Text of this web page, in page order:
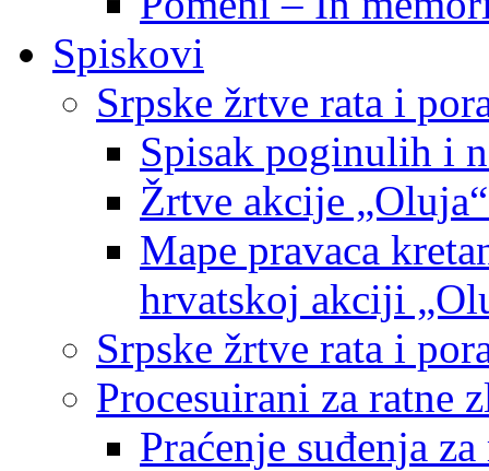
Spiskovi
Srpske žrtve rata i
Spisak poginulih i
Žrtve akcije
Mape pravaca
hrvatskoj akciji
Srpske žrtve rata i
Procesuirani za ratne
Praćenje suđenja